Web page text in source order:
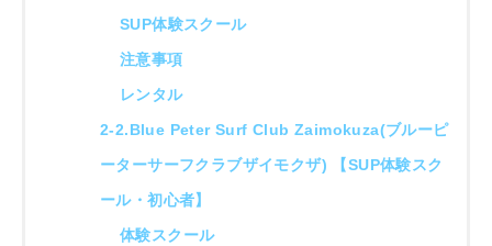
SUP体験スクール
注意事項
レンタル
2-2.Blue Peter Surf Club Zaimokuza(ブルーピ
ーターサーフクラブザイモクザ) 【SUP体験スク
ール・初心者】
体験スクール